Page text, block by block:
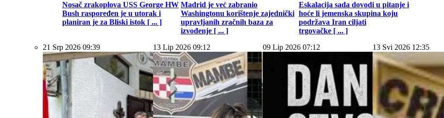
Nosač zrakoplova USS George HW
Bush raspoređen je u utorak i
planiran je za Bliski istok [ ... ]
Madrid je već zabranio
Washingtonu korištenje zajednički
upravljanih zračnih baza za
izvođenje [ ... ]
Eskalacija sada dovodi u pitanje i
hoće li jemenska skupina koju
podržava Iran ciljati
trgovačke [ ... ]
21 Srp 2026 09:39
13 Lip 2026 09:12 09 Lip 2026 07:12 13 Svi 2026 12:35